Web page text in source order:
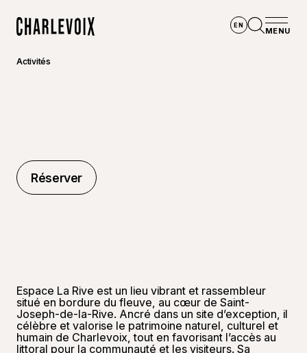
EN
MENU
Activités
Réserver
Réserver
Espace La Rive est un lieu vibrant et rassembleur
situé en bordure du fleuve, au cœur de Saint-
Joseph-de-la-Rive. Ancré dans un site d’exception, il
célèbre et valorise le patrimoine naturel, culturel et
humain de Charlevoix, tout en favorisant l’accès au
littoral pour la communauté et les visiteurs. Sa